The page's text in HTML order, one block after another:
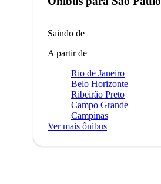
Saindo de
A partir de
Rio de Janeiro
Belo Horizonte
Ribeirão Preto
Campo Grande
Campinas
Ver mais ônibus